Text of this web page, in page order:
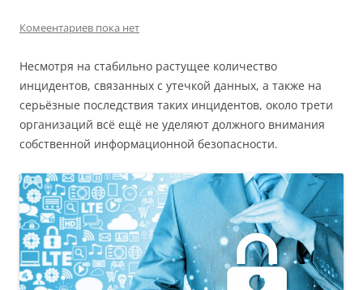
Комеентариев пока нет
Несмотря на стабильно растущее количество
инцидентов, связанных с утечкой данных, а также на
серьёзные последствия таких инцидентов, около трети
организаций всё ещё не уделяют должного внимания
собственной информационной безопасности.